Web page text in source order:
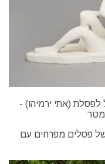
(אתי ירמיהו) -
מטר
של פסלים מפרחים עם